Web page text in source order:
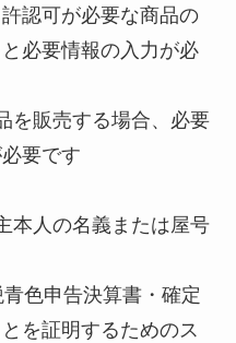
認可が必要な商品の
必要情報の入力が必
を販売する場合、必要
要です
本人の名義または屋号
色申告決算書・確定
を証明するためのス